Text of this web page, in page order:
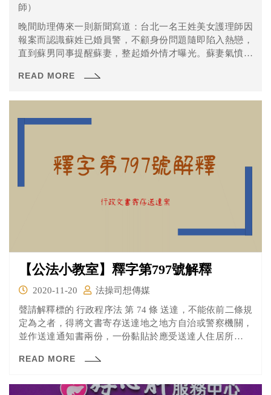
師）
晚間助理傳來一則新聞寫道：台北一名王姓美女護理師因
報案而認識蘇姓已婚員警，不顧身份問題隨即陷入熱戀，
直到蘇男同事提醒蘇妻，整起婚外情才曝光。蘇妻氣憤提
妻在提告前就原諒丈夫為由，判決不受理。
READ MORE
【公法小教室】釋字第797號解釋
2020-11-20
法操司想傳媒
聲請解釋標的 行政程序法 第 74 條 送達，不能依前二條規
定為之者，得將文書寄存送達地之地方自治或警察機關，
並作送達通知書兩份，一份黏貼於應受送達人住居所、事
置於該送達處所信箱或其他適當位置，以為送達。
READ MORE